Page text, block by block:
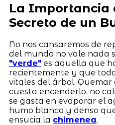
La Importancia
Secreto de un
No nos cansaremos de
del mundo no vale nada
"verde"es aquella que
recientemente y que
vitales del árbol. Quemar
cuesta encenderlo, no
se gasta en evaporar el
humo blanco y denso
ensucia la chimenea.